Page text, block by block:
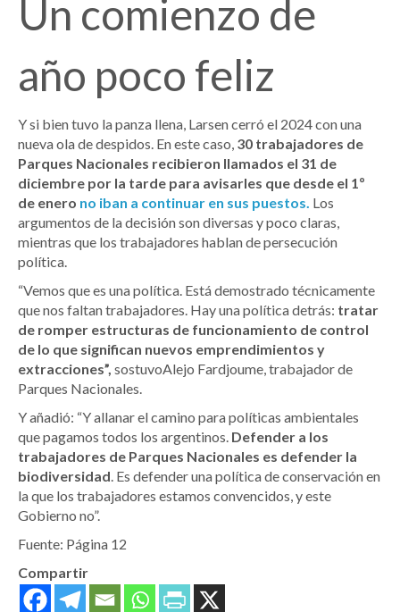
Un comienzo de
año poco feliz
Y si bien tuvo la panza llena, Larsen cerró el 2024 con una
nueva ola de despidos. En este caso, 30 trabajadores de
Parques Nacionales recibieron llamados el 31 de
diciembre por la tarde para avisarles que desde el 1º
de enero no iban a continuar en sus puestos. Los
argumentos de la decisión son diversas y poco claras,
mientras que los trabajadores hablan de persecución
política.
“Vemos que es una política. Está demostrado técnicamente
que nos faltan trabajadores. Hay una política detrás: tratar
de romper estructuras de funcionamiento de control
de lo que significan nuevos emprendimientos y
extracciones”, sostuvoAlejo Fardjoume, trabajador de
Parques Nacionales.
Y añadió: “Y allanar el camino para políticas ambientales
que pagamos todos los argentinos. Defender a los
trabajadores de Parques Nacionales es defender la
biodiversidad. Es defender una política de conservación en
la que los trabajadores estamos convencidos, y este
Gobierno no”.
Fuente: Página 12
Compartir